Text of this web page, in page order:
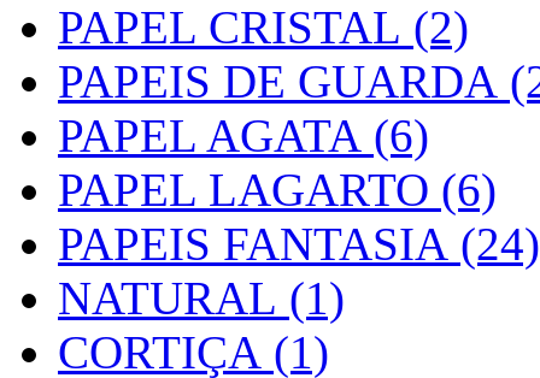
PAPEL CRISTAL (2)
PAPEIS DE GUARDA
PAPEL AGATA (6)
PAPEL LAGARTO (6)
PAPEIS FANTASIA (24)
NATURAL (1)
CORTIÇA (1)